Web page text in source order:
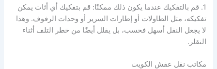
1. قم بالتفكيك عندما يكون ذلك ممكنًا: قم بتفكيك أي أثاث يمكن
تفكيكه، مثل الطاولات أو إطارات السرير أو وحدات الرفوف. وهذا
لا يجعل النقل أسهل فحسب، بل يقلل أيضًا من خطر التلف أثناء
النقلر.
مكاتب نقل عفش الكويت